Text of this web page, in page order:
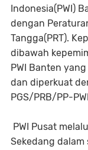
Indonesia(PWI)
dengan
Tangga(PRT).
dibawah
PWI Banten
dan diperkuat
PGS/PRB/PP-
PWI Pusat
Sekedang